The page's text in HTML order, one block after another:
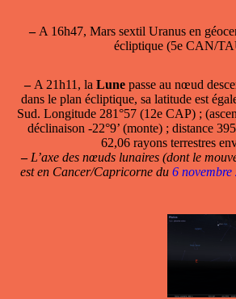
–A 16h47, Mars sextil Uranus en
écliptique (5e CAN/
–A 21h11, la Lunepasse au nœud
dans le plan écliptique, sa latitude est
Sud. Longitude 281°57 (12e CAP) ;
déclinaison -22°9’ (monte) ; distance
62,06 rayons terrestres
– L’axe des nœuds lunaires (dont le
est en Cancer/Capricorne du 6 novembre